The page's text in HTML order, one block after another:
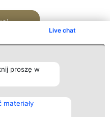
Live chat
proszę w
Kontakt
Kontakt